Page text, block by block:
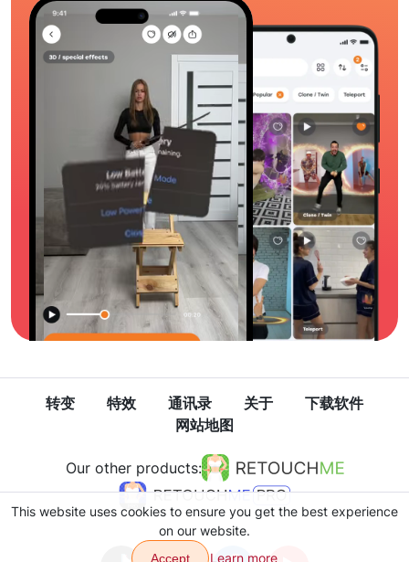
转变 特效 通讯录 关于
下载软件
网站地图
Our other products:
This website uses cookies to ensure you get the best experience
on our website.
Accept Learn more